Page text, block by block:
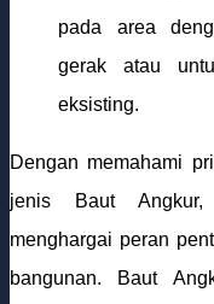
pada area
gerak atau
eksisting.
Dengan memahami
jenis Baut
menghargai peran
bangunan. Baut